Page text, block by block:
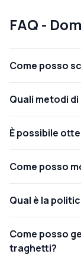
FAQ -
Come posso
Quali metodi
È possibile
Come posso
Qual è la
Come posso
traghetti?